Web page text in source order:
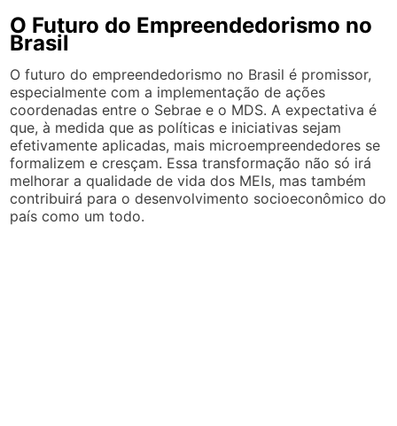
O Futuro do Empreendedorismo no
Brasil
O futuro do empreendedorismo no Brasil é promissor,
especialmente com a implementação de ações
coordenadas entre o Sebrae e o MDS. A expectativa é
que, à medida que as políticas e iniciativas sejam
efetivamente aplicadas, mais microempreendedores se
formalizem e cresçam. Essa transformação não só irá
melhorar a qualidade de vida dos MEIs, mas também
contribuirá para o desenvolvimento socioeconômico do
país como um todo.